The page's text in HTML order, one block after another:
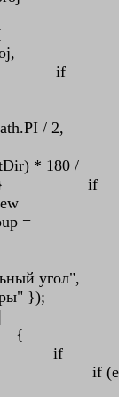
{
if
0) {
/ 2,
* 180 /
} if
=
угол",
});
{
if
{ if (e